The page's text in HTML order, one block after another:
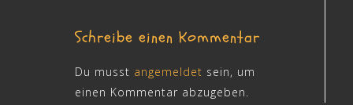
Schreibe einen Kommentar
Du musst angemeldet sein, um
einen Kommentar abzugeben.